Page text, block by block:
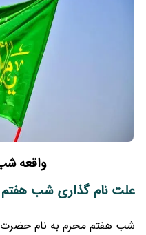
واقعه
علت نام گذاری شب
شب هفتم محرم به نام حضرت